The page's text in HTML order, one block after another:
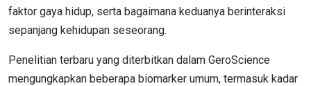
faktor gaya hidup, serta bagaimana keduanya berinteraksi
sepanjang kehidupan seseorang.
Penelitian terbaru yang diterbitkan dalam GeroScience
mengungkapkan beberapa biomarker umum, termasuk kadar